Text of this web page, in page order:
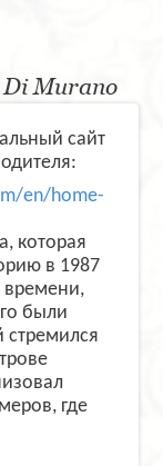
Murano
сайт
en/home-
которая
в 1987
времени,
были
где